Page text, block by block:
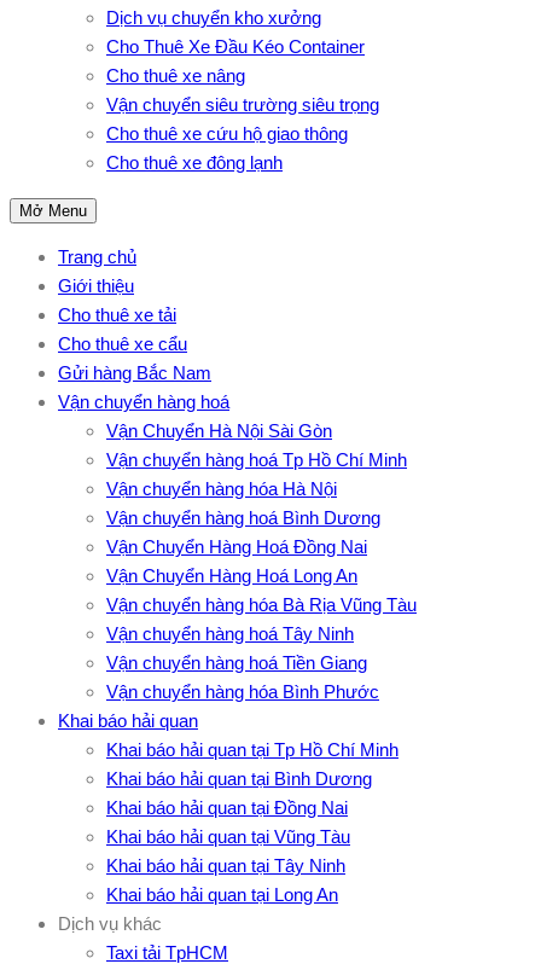
Dịch vụ chuyển kho xưởng
Cho Thuê Xe Đầu Kéo Container
Cho thuê xe nâng
Vận chuyển siêu trường siêu trọng
Cho thuê xe cứu hộ giao thông
Cho thuê xe đông lạnh
Mở Menu
Trang chủ
Giới thiệu
Cho thuê xe tải
Cho thuê xe cẩu
Gửi hàng Bắc Nam
Vận chuyển hàng hoá
Vận Chuyển Hà Nội Sài Gòn
Vận chuyển hàng hoá Tp Hồ Chí Minh
Vận chuyển hàng hóa Hà Nội
Vận chuyển hàng hoá Bình Dương
Vận Chuyển Hàng Hoá Đồng Nai
Vận Chuyển Hàng Hoá Long An
Vận chuyển hàng hóa Bà Rịa Vũng Tàu
Vận chuyển hàng hoá Tây Ninh
Vận chuyển hàng hoá Tiền Giang
Vận chuyển hàng hóa Bình Phước
Khai báo hải quan
Khai báo hải quan tại Tp Hồ Chí Minh
Khai báo hải quan tại Bình Dương
Khai báo hải quan tại Đồng Nai
Khai báo hải quan tại Vũng Tàu
Khai báo hải quan tại Tây Ninh
Khai báo hải quan tại Long An
Dịch vụ khác
Taxi tải TpHCM